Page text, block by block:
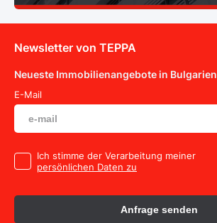
Newsletter von TEPPA
Neueste Immobilienangebote in Bulgarien
E-Mail
Ich stimme der Verarbeitung meiner
persönlichen Daten zu
Anfrage senden